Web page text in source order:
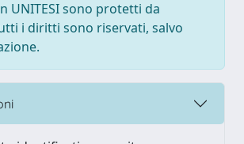
UNITESI sono protetti da
i diritti sono riservati, salvo